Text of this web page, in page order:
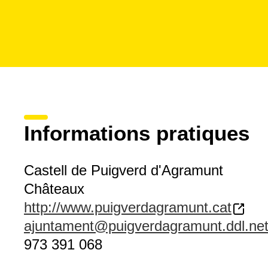
Informations pratiques
Castell de Puigverd d'Agramunt
Châteaux
http://www.puigverdagramunt.cat
ajuntament@puigverdagramunt.ddl.net
973 391 068